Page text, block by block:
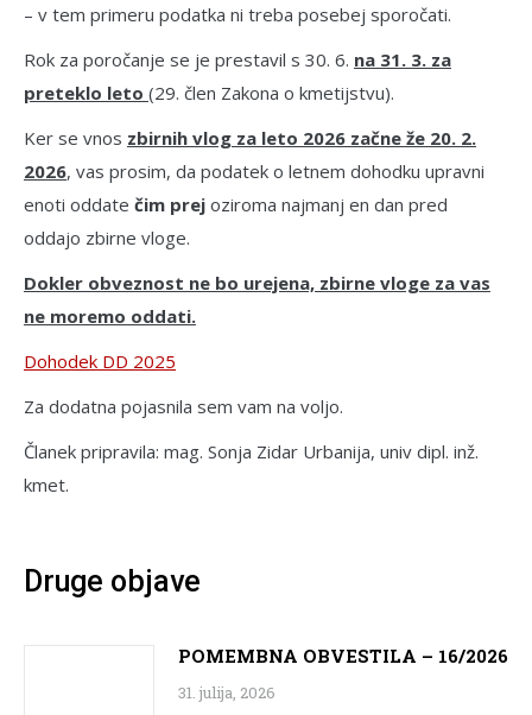
– v tem primeru podatka ni treba posebej sporočati.
Rok za poročanje se je prestavil s 30. 6. na 31. 3. za
preteklo leto (29. člen Zakona o kmetijstvu).
Ker se vnos zbirnih vlog za leto 2026 začne že 20. 2.
2026, vas prosim, da podatek o letnem dohodku upravni
enoti oddate čim prej oziroma najmanj en dan pred
oddajo zbirne vloge.
Dokler obveznost ne bo urejena, zbirne vloge za vas
ne moremo oddati.
Dohodek DD 2025
Za dodatna pojasnila sem vam na voljo.
Članek pripravila: mag. Sonja Zidar Urbanija, univ dipl. inž.
kmet.
Druge objave
POMEMBNA OBVESTILA – 16/2026
31. julija, 2026